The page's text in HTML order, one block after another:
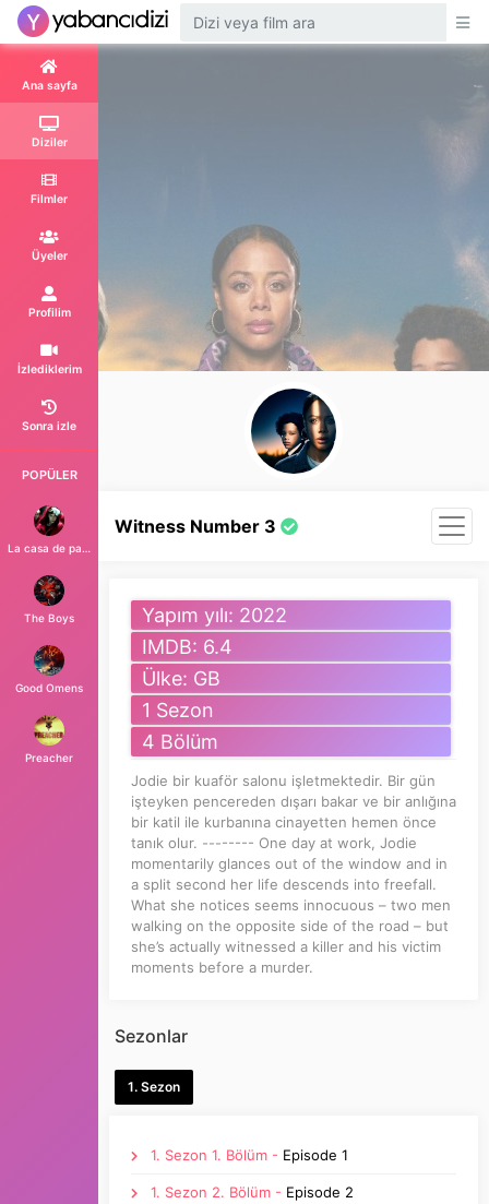
Ana sayfa
Diziler
Filmler
Üyeler
Profilim
İzlediklerim
Sonra izle
POPÜLER
La casa de papel
The Boys
Good Omens
Preacher
Witness Number 3
Yapım yılı: 2022
IMDB: 6.4
Ülke: GB
1 Sezon
4 Bölüm
Jodie bir kuaför salonu işletmektedir. Bir gün
işteyken pencereden dışarı bakar ve bir anlığına
bir katil ile kurbanına cinayetten hemen önce
tanık olur. -------- One day at work, Jodie
momentarily glances out of the window and in
a split second her life descends into freefall.
What she notices seems innocuous – two men
walking on the opposite side of the road – but
she’s actually witnessed a killer and his victim
moments before a murder.
Sezonlar
1. Sezon
1. Sezon 1. Bölüm - Episode 1
1. Sezon 2. Bölüm - Episode 2